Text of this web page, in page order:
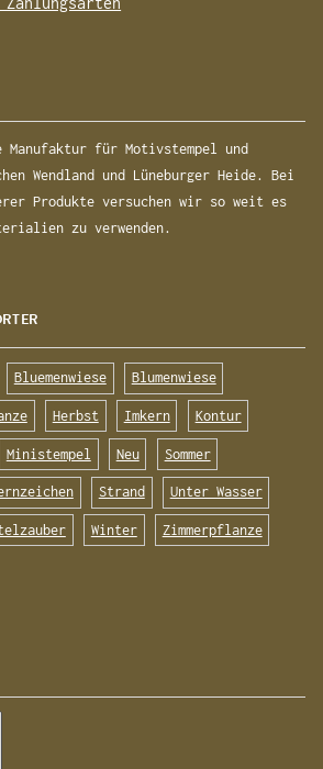
für Motivstempel und
Wendland und Lüneburger Heide. Bei
Produkte versuchen wir so weit es
zu verwenden.
Bluemenwiese Blumenwiese
Herbst Imkern Kontur
Ministempel Neu Sommer
Strand Unter Wasser
Winter Zimmerpflanze